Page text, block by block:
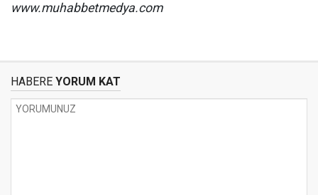
www.muhabbetmedya.com
HABERE YORUM KAT